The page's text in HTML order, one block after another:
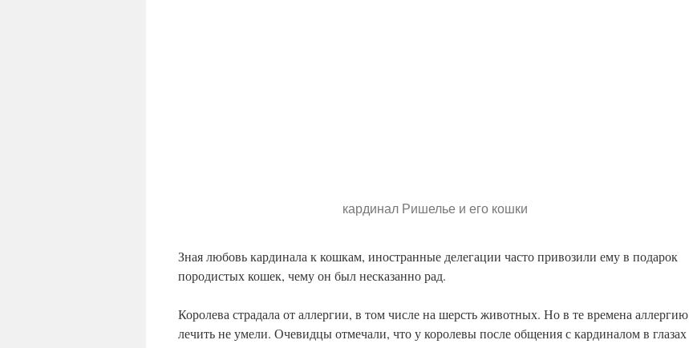
кардинал Ришелье и его кошки
Зная любовь кардинала к кошкам, иностранные делегации часто привозили ему в подарок
породистых кошек, чему он был несказанно рад.
Королева страдала от аллергии, в том числе на шерсть животных. Но в те времена аллергию
лечить не умели. Очевидцы отмечали, что у королевы после общения с кардиналом в глазах